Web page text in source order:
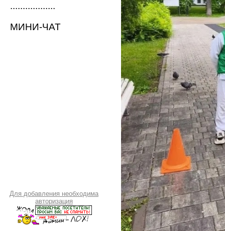
..................
МИНИ-ЧАТ
Для добавления необходима
авторизация